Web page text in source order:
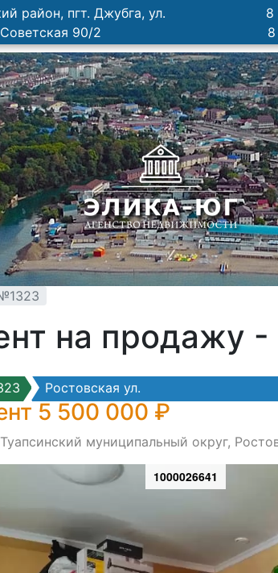
район, пгт. Джубга, ул.
Советская 90/2
8
на продажу
Ростовская ул.
5 500 000 ₽
муниципальный округ,
1000026641